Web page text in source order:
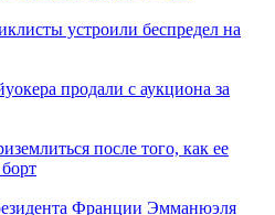
устроили беспредел на
продали с аукциона за
после того, как ее
Франции Эмманюэля